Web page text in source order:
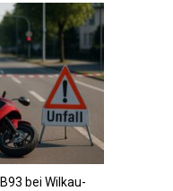
bei Wilkau-